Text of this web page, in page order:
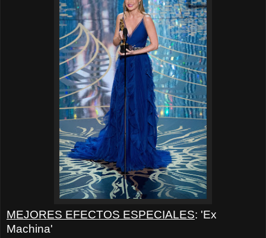
MEJORES EFECTOS ESPECIALES: 'Ex
Machina'